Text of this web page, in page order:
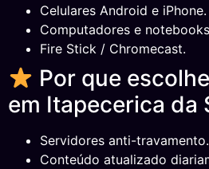
Celulares Android e iPhone.
Computadores e
Fire Stick / Chromecast.
Por que
em Itapecerica da
Servidores anti-travamento.
Conteúdo atualizado